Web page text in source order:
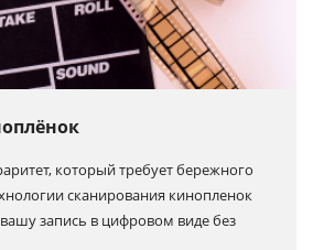
который требует бережного
сканирования кинопленок
запись в цифровом виде без